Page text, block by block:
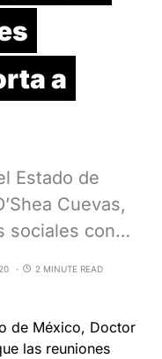
a
Estado de
Cuevas,
sociales con…
2 MINUTE READ
de México, Doctor
las reuniones